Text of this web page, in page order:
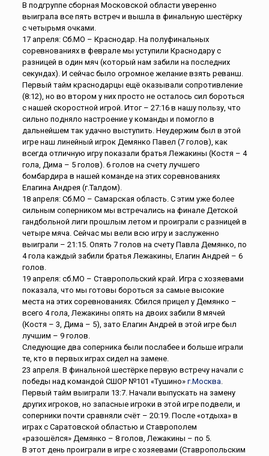
В подгруппе сборная Московской области уверенно
выиграла все пять встреч и вышла в финальную шестёрку
с четырьмя очками.
17 апреля: Сб.МО – Краснодар. На полуфинальных
соревнованиях в феврале мы уступили Краснодару с
разницей в один мяч (который нам забили на последних
секундах). И сейчас было огромное желание взять реванш.
Первый тайм краснодарцы ещё оказывали сопротивление
(8:12), но во втором у них просто не осталось сил бороться
с нашей скоростной игрой. Итог – 27:16 в нашу пользу, что
сильно подняло настроение у команды и помогло в
дальнейшем так удачно выступить. Неудержим был в этой
игре наш линейный игрок Демянко Павел (7 голов), как
всегда отличную игру показали братья Лежакины (Костя – 4
гола, Дима – 5 голов). 6 голов на счету лучшего
бомбардира в нашей команде на этих соревнованиях
Елагина Андрея (г.Талдом).
18 апреля: Сб.МО – Самарская область. С этим уже более
сильным соперником мы встречались на финале Детской
гандбольной лиги прошлым летом и проиграли с разницей в
четыре мяча. Сейчас мы вели всю игру и заслуженно
выиграли – 21:15. Опять 7 голов на счету Павла Демянко, по
4 гола каждый забили братья Лежакины, Елагин Андрей – 6
голов.
19 апреля: сб.МО – Ставропольский край. Игра с хозяевами
показала, что мы готовы бороться за самые высокие
места на этих соревнованиях. Сбился прицел у Демянко –
всего 4 гола, Лежакины опять на двоих забили 8 мячей
(Костя – 3, Дима – 5), зато Елагин Андрей в этой игре был
лучшим – 9 голов.
Следующие два соперника были послабее и больше играли
те, кто в первых играх сидел на замене.
23 апреля. В финальной шестёрке первую встречу начали с
победы над командой СШОР №101 «Тушино» г.Москва.
Первый тайм выиграли 13:7. Начали выпускать на замену
других игроков, но запасные игроки в этой игре подвели, и
соперники почти сравняли счёт – 20:19. После «отдыха» в
играх с Саратовской областью и Ставрополем
«разошёлся» Демянко – 8 голов, Лежакины – по 5.
В этот день проиграли в игре с хозяевами (Ставропольским